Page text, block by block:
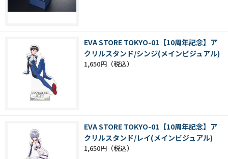
EVA STORE TOKYO-01【10周年記念】ア
クリルスタンド/シンジ(メインビジュアル)
1,650円
EVA STORE TOKYO-01【10周年記念】ア
クリルスタンド/レイ(メインビジュアル)
1,650円